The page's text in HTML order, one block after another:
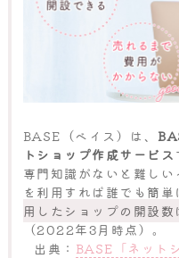
BASE（ベイス）は、
トショップ作成サービス
専門知識がないと難し
を利用すれば誰でも簡単
用したショップの開設
（2022年3月時点）。
出典： BASE「ネット